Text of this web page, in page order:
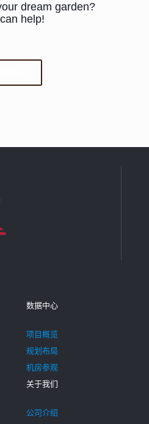
dream garden?
help!
数据中心
项目概览
规划布局
机房参观
关于我们
公司介绍